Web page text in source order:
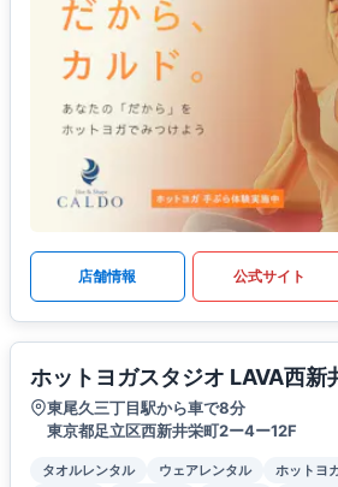
店舗情報 公式サイト
ホットヨガスタジオ LAVA西新
東尾久三丁目駅から車で8分
東京都足立区西新井栄町2ー4ー12F
タオルレンタル ウェアレンタル ホットヨ